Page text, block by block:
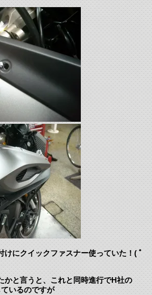
けにクイックファスナー使っていた！( ﾟ
かと言うと、これと同時進行でH社の
いるのですが